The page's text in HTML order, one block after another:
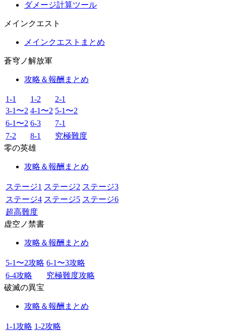
ダメージ計算ツール
メインクエスト
メインクエストまとめ
蒼穹ノ解放軍
攻略＆報酬まとめ
1-1 1-2
2-1
3-1〜2 4-1〜2 5-1〜2
6-1〜2 6-3
7-1
7-2
8-1
究極難度
零の英雄
攻略＆報酬まとめ
ステージ1 ステージ2 ステージ3
ステージ4 ステージ5 ステージ6
超高難度
虚空ノ禁書
攻略＆報酬まとめ
5-1〜2攻略 6-1〜3攻略
6-4攻略
究極難度攻略
破滅の異宝
攻略＆報酬まとめ
1-1攻略 1-2攻略